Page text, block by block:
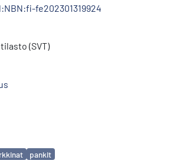
fe202301319924
(SVT)
pankit